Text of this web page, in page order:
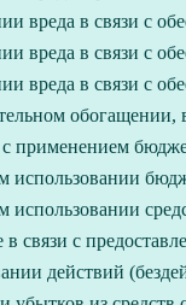
вреда в связи с
вреда в связи с
вреда в связи с
обогащении,
применением
использовании
связи с
действий